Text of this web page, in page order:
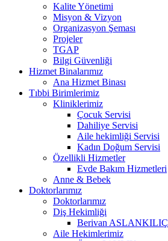
Kalite Yönetimi
Misyon & Vizyon
Organizasyon Şeması
Projeler
TGAP
Bilgi Güvenliği
Hizmet Binalarımız
Ana Hizmet Binası
Tıbbi Birimlerimiz
Kliniklerimiz
Çocuk Servisi
Dahiliye Servisi
Aile hekimliği Servisi
Kadın Doğum Servisi
Özellikli Hizmetler
Evde Bakım Hizmetleri
Anne & Bebek
Doktorlarımız
Doktorlarımız
Diş Hekimliği
Berivan ASLANKILIÇ
Aile Hekimlerimiz